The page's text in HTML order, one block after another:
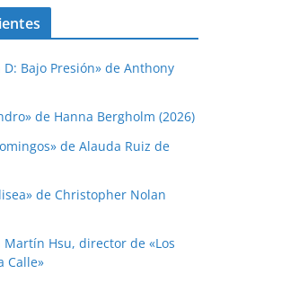
D: Bajo Presión» de Anthony
de Hanna Bergholm (2026)
de Alauda Ruiz de
de Christopher Nolan
Martín Hsu, director de «Los
Calle»